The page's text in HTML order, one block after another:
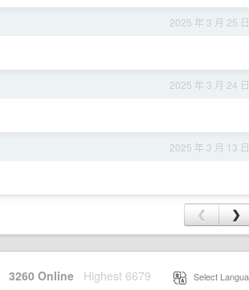
2025 年 3 月 25 日
2025 年 3 月 24 日
2025 年 3 月 13 日
❮ ❯
3260 Online Highest 6679 Select